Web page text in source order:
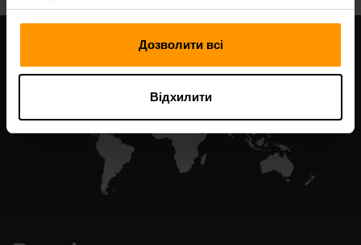
Дозволити всі
Відхилити